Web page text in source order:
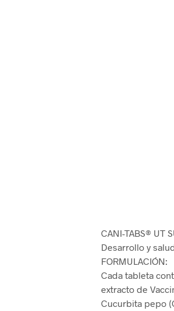
CANI-TABS® UT
Desarrollo y
FORMULACIÓN:
Cada tableta
extracto de
Cucurbita pepo